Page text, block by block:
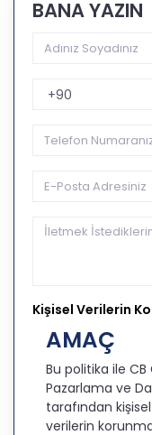
BANA YAZIN
Telefon Kodu
Kişisel Verilerin
AMAÇ
Bu politika ile
Pazarlama ve
tarafından
verilerin